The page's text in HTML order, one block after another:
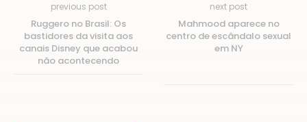
previous post
Ruggero no Brasil: Os
bastidores da visita aos
canais Disney que acabou
não acontecendo
next post
Mahmood aparece no
centro de escândalo sexual
em NY